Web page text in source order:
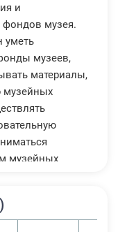
и
фондов музея.
уметь
музеев,
материалы,
музейных
музейных
владеют